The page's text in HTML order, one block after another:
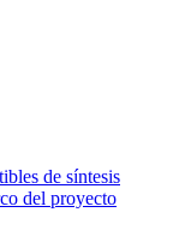
de síntesis
del proyecto